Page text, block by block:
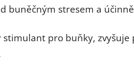
stresem a
stimulant pro buňky,